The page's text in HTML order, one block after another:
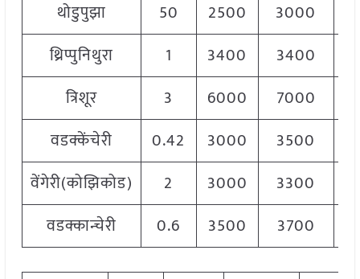
थोडुपुझा
50 2500 3000
थ्रिप्पुनिथुरा
1 3400 3400
त्रिशूर
3 6000 7000
वडक्केंचेरी
0.42 3000 3500
वेंगेरी(कोझिकोड)
2 3000 3300
वडक्कान्चेरी
0.6 3500 3700